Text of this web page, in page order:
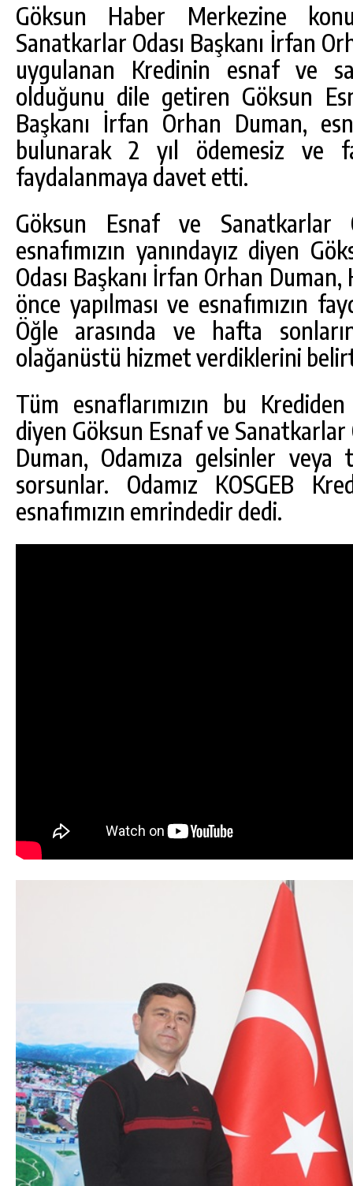
Göksun Haber Merkezine
Sanatkarlar Odası Başkanı İrfan
uygulanan Kredinin esnaf ve
olduğunu dile getiren Göksun
Başkanı İrfan Orhan Duman,
bulunarak 2 yıl ödemesiz ve
faydalanmaya davet etti.
Göksun Esnaf ve Sanatkarlar
esnafımızın yanındayız diyen
Odası Başkanı İrfan Orhan
önce yapılması ve esnafımızın
Öğle arasında ve hafta
olağanüstü hizmet verdiklerini
Tüm esnaflarımızın bu
diyen Göksun Esnaf ve Sanatkarlar
Duman, Odamıza gelsinler veya
sorsunlar. Odamız KOSGEB
esnafımızın emrindedir dedi.